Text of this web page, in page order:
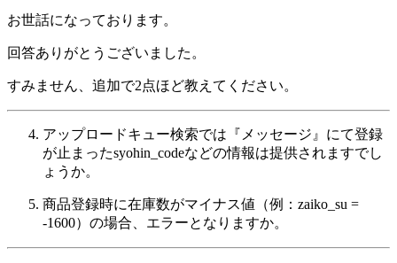
お世話になっております。
回答ありがとうございました。
すみません、追加で2点ほど教えてください。
アップロードキュー検索では『メッセージ』にて登録
が止まったsyohin_codeなどの情報は提供されますでし
ょうか。
商品登録時に在庫数がマイナス値（例：zaiko_su =
-1600）の場合、エラーとなりますか。